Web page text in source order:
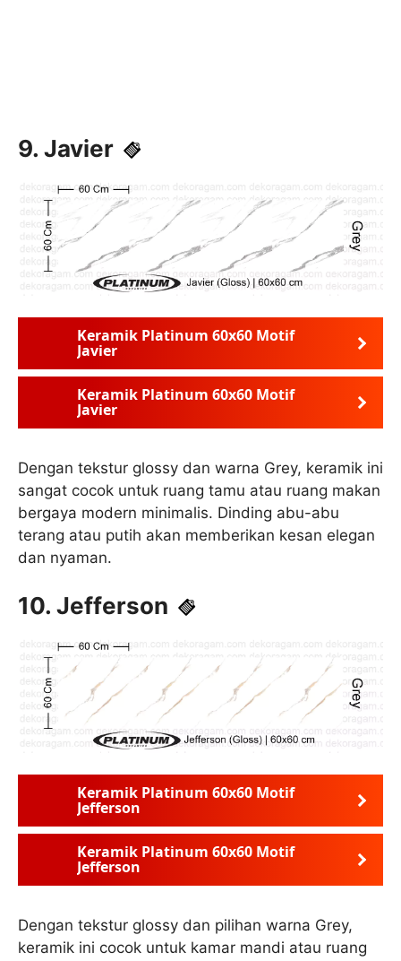
9. Javier
Keramik Platinum 60x60 Motif
Javier
Keramik Platinum 60x60 Motif
Javier
Dengan tekstur glossy dan warna Grey, keramik ini
sangat cocok untuk ruang tamu atau ruang makan
bergaya modern minimalis. Dinding abu-abu
terang atau putih akan memberikan kesan elegan
dan nyaman.
10. Jefferson
Keramik Platinum 60x60 Motif
Jefferson
Keramik Platinum 60x60 Motif
Jefferson
Dengan tekstur glossy dan pilihan warna Grey,
keramik ini cocok untuk kamar mandi atau ruang